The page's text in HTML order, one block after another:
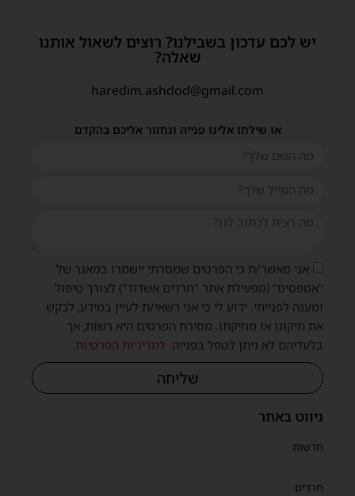
ניווט באתר
חדשות
חרדים
יש לכם עדכון בשבילנו? רוצים לשאול אותנו
שאלה?
haredim.ashdod@gmail.com
או שילחו אלינו פנייה ונחזור אליכם בהקדם
אני מאשר/ת כי הפרטים שמסרתי יישמרו במאגר של
"אמפסיס" (מפעילת אתר "חרדים אשדוד") לצורך טיפול
ומענה לפנייתי. ידוע לי כי אני רשאי/ת לעיין במידע, לבקש
את תיקונו או מחיקתו. מסירת הפרטים היא רשות, אך
בלעדיהם לא ניתן לטפל בפנייה.למדיניות הפרטיות.
שליחה